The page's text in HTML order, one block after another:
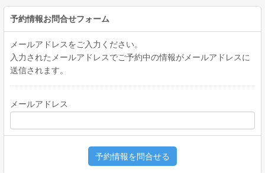
予約情報お問合せフォーム
メールアドレスをご入力ください。
入力されたメールアドレスでご予約中の情報がメールアドレスに
送信されます。
メールアドレス
予約情報を問合せる